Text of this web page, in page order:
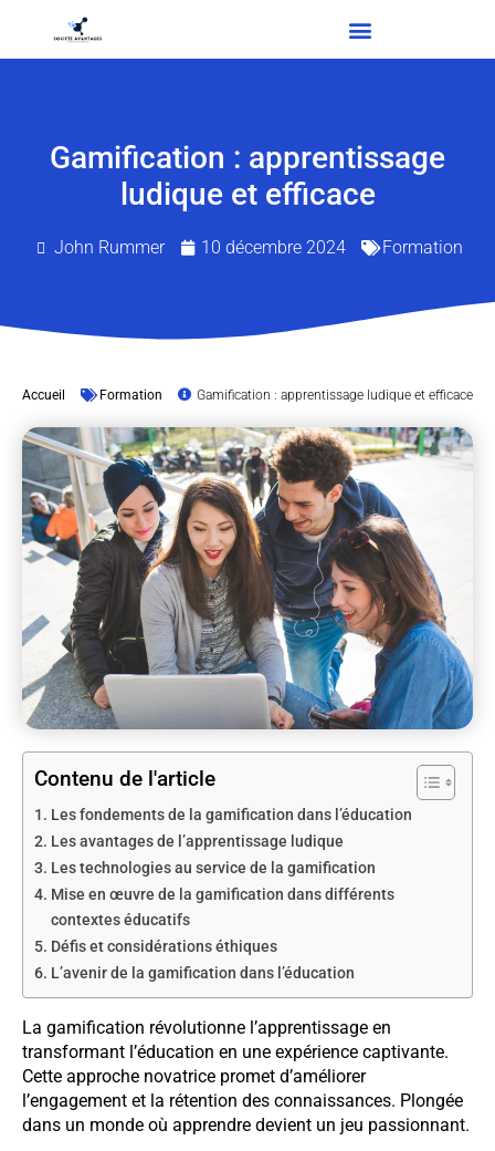
Gamification : apprentissage
ludique et efficace
John Rummer 10 décembre 2024 Formation
Accueil Formation Gamification : apprentissage ludique et efficace
Contenu de l'article
Les fondements de la gamification dans l’éducation
Les avantages de l’apprentissage ludique
Les technologies au service de la gamification
Mise en œuvre de la gamification dans différents
contextes éducatifs
Défis et considérations éthiques
L’avenir de la gamification dans l’éducation
La gamification révolutionne l’apprentissage en
transformant l’éducation en une expérience captivante.
Cette approche novatrice promet d’améliorer
l’engagement et la rétention des connaissances. Plongée
dans un monde où apprendre devient un jeu passionnant.